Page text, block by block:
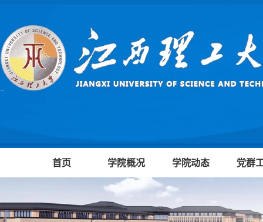
首页 学院概况 学院动态 党群